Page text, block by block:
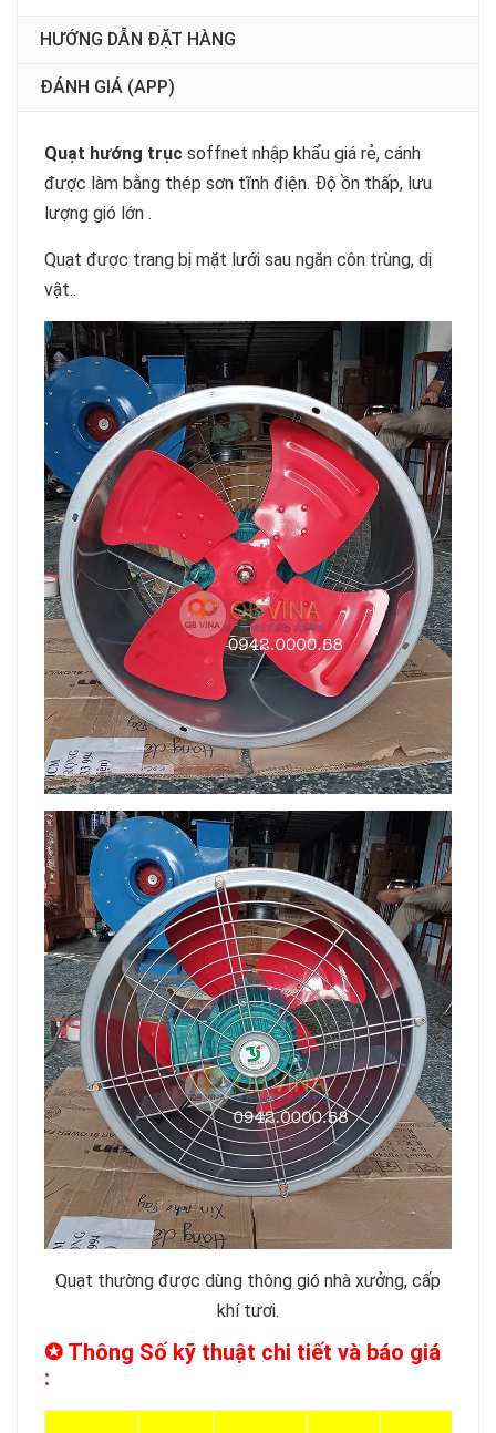
HƯỚNG DẪN ĐẶT HÀNG
ĐÁNH GIÁ (APP)
Quạt hướng trục soffnet nhập khẩu giá rẻ, cánh
được làm bằng thép sơn tĩnh điện. Độ ồn thấp, lưu
lượng gió lớn .
Quạt được trang bị mặt lưới sau ngăn côn trùng, dị
vật..
Quạt thường được dùng thông gió nhà xưởng, cấp
khí tươi.
✪ Thông Số kỹ thuật chi tiết và báo giá
: